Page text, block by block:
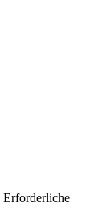
Erforderliche